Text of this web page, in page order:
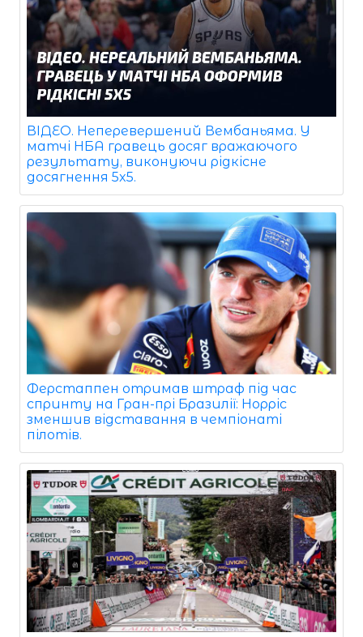
ВІДЕО. Неперевершений Вембаньяма. У
матчі НБА гравець досяг вражаючого
результату, виконуючи рідкісне
досягнення 5x5.
Ферстаппен отримав штраф під час
спринту на Гран-прі Бразилії: Норріс
зменшив відставання в чемпіонаті
пілотів.